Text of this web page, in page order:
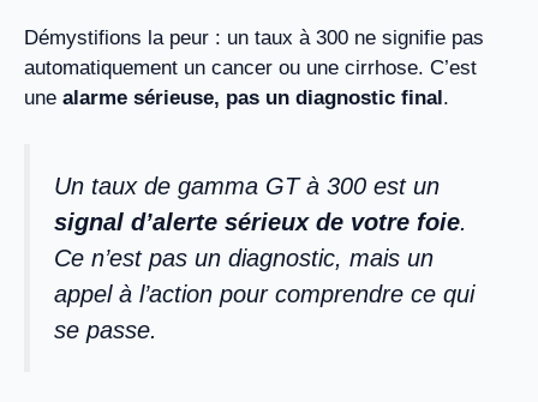
Démystifions la peur : un taux à 300 ne signifie pas
automatiquement un cancer ou une cirrhose. C’est
une alarme sérieuse, pas un diagnostic final .
Un taux de gamma GT à 300 est un
signal d’alerte sérieux de votre foie.
Ce n’est pas un diagnostic, mais un
appel à l’action pour comprendre ce qui
se passe.